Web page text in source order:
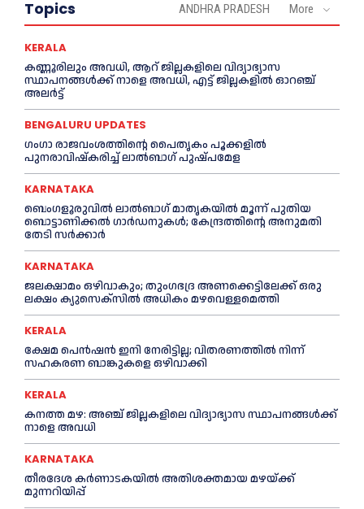
Topics ANDHRA PRADESH More
KERALA
കണ്ണൂരിലും അവധി, ആറ് ജില്ലകളിലെ വിദ്യാഭ്യാസ
സ്ഥാപനങ്ങൾക്ക് നാളെ അവധി, എട്ട് ജില്ലകളിൽ ഓറഞ്ച്
അലർട്ട്
BENGALURU UPDATES
ഗംഗാ രാജവംശത്തിന്റെ പൈതൃകം പൂക്കളിൽ
പുനരാവിഷ്‌കരിച്ച് ലാൽബാഗ് പുഷ്പമേള
KARNATAKA
ബെംഗളൂരുവിൽ ലാൽബാഗ് മാതൃകയിൽ മൂന്ന് പുതിയ
ബൊട്ടാണിക്കൽ ഗാർഡനുകൾ; കേന്ദ്രത്തിന്റെ അനുമതി
തേടി സർക്കാർ
KARNATAKA
ജലക്ഷാമം ഒഴിവാകും; തുംഗഭദ്ര അണക്കെട്ടിലേക്ക് ഒരു
ലക്ഷം ക്യുസെക്സില്‍ അധികം മഴവെള്ളമെത്തി
KERALA
ക്ഷേമ പെൻഷൻ ഇനി നേരിട്ടില്ല; വിതരണത്തിൽ നിന്ന്
സഹകരണ ബാങ്കുകളെ ഒഴിവാക്കി
KERALA
കനത്ത മഴ: അഞ്ച് ജില്ലകളിലെ വിദ്യാഭ്യാസ സ്ഥാപനങ്ങൾക്ക്
നാളെ അവധി
KARNATAKA
തീരദേശ കർണാടകയിൽ അതിശക്തമായ മഴയ്ക്ക്
മുന്നറിയിപ്പ്